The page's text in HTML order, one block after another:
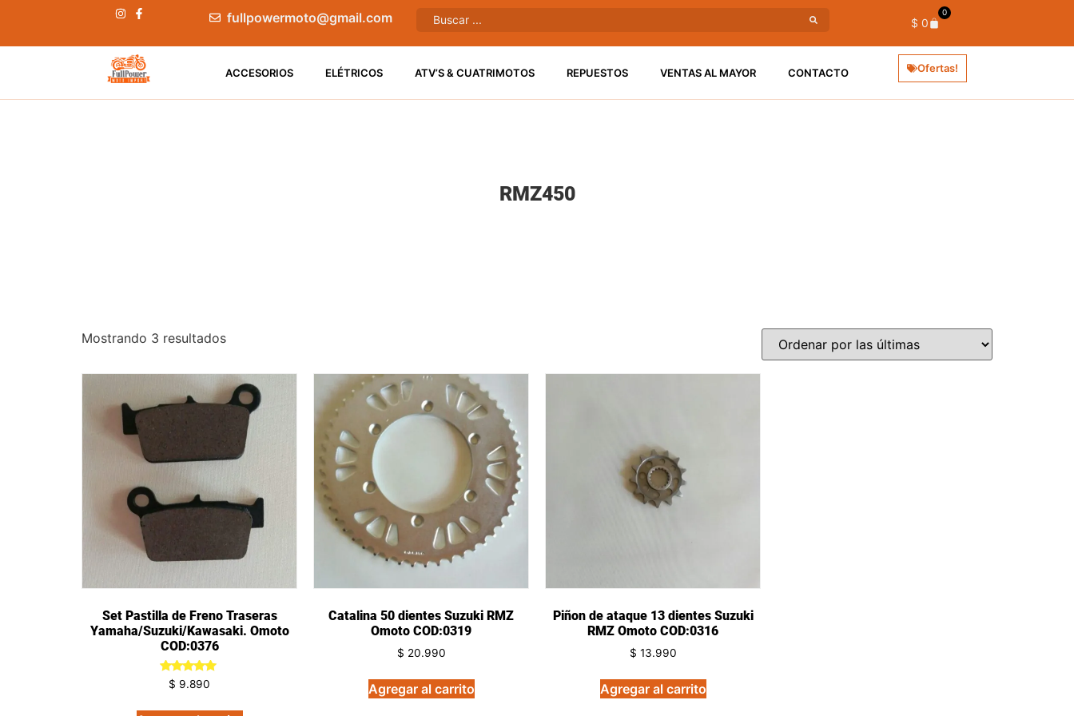
fullpowermoto@gmail.com $ 0
0
ACCESORIOS ELÉTRICOS ATV’S & CUATRIMOTOS REPUESTOS VENTAS AL MAYOR CONTACTO Ofertas!
RMZ450
Mostrando 3 resultados
Set Pastilla de Freno Traseras
Yamaha/Suzuki/Kawasaki. Omoto
COD:0376
Valorado
en
de 5
$ 9.890
Catalina 50 dientes Suzuki RMZ
Omoto COD:0319
$ 20.990
Agregar al carrito
Piñon de ataque 13 dientes Suzuki
RMZ Omoto COD:0316
$ 13.990
Agregar al carrito